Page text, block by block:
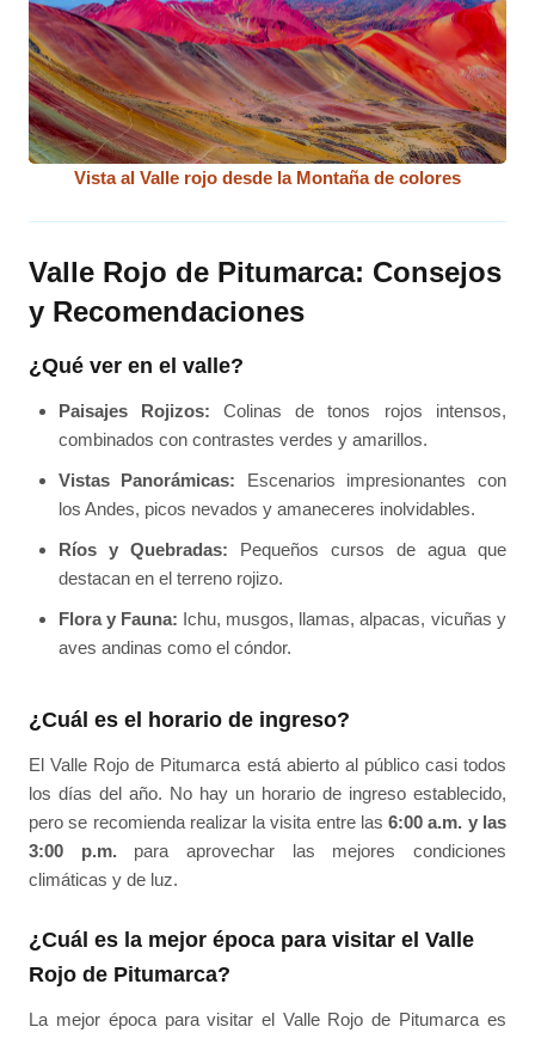
Vista al Valle rojo desde la Montaña de colores
Valle Rojo de Pitumarca: Consejos
y Recomendaciones
¿Qué ver en el valle?
Paisajes Rojizos: Colinas de tonos rojos intensos,
combinados con contrastes verdes y amarillos.
Vistas Panorámicas: Escenarios impresionantes con
los Andes, picos nevados y amaneceres inolvidables.
Ríos y Quebradas: Pequeños cursos de agua que
destacan en el terreno rojizo.
Flora y Fauna: Ichu, musgos, llamas, alpacas, vicuñas y
aves andinas como el cóndor.
¿Cuál es el horario de ingreso?
El Valle Rojo de Pitumarca está abierto al público casi todos
los días del año. No hay un horario de ingreso establecido,
pero se recomienda realizar la visita entre las6:00 a.m. y las
3:00 p.m.para aprovechar las mejores condiciones
climáticas y de luz.
¿Cuál es la mejor época para visitar el Valle
Rojo de Pitumarca?
La mejor época para visitar el Valle Rojo de Pitumarca es